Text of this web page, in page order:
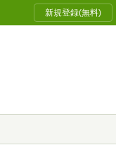
新規登録(無料)